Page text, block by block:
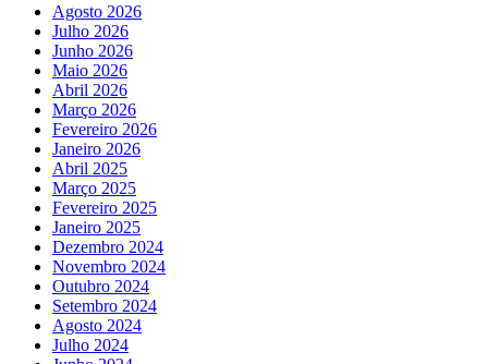
Agosto 2026
Julho 2026
Junho 2026
Maio 2026
Abril 2026
Março 2026
Fevereiro 2026
Janeiro 2026
Abril 2025
Março 2025
Fevereiro 2025
Janeiro 2025
Dezembro 2024
Novembro 2024
Outubro 2024
Setembro 2024
Agosto 2024
Julho 2024